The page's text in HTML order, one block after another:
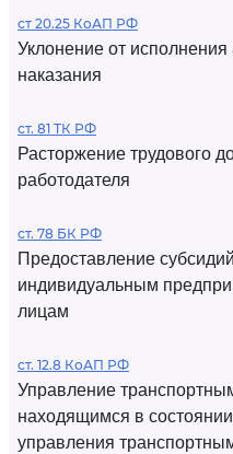
ст 20.25 КоАП РФ
Уклонение от
наказания
ст. 81 ТК РФ
Расторжение трудового
работодателя
ст. 78 БК РФ
Предоставление
индивидуальным
лицам
ст. 12.8 КоАП РФ
Управление
находящимся в
управления